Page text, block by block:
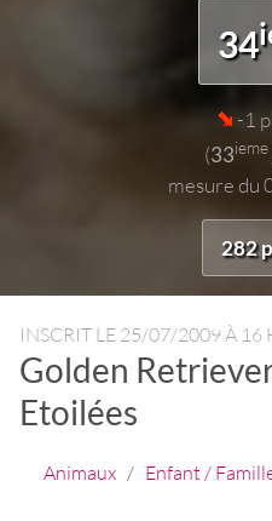
34
-1
(33ieme
mesure du
282
INSCRIT LE 25/07/2009 À 16
Golden
Etoilées
Animaux / Enfant /